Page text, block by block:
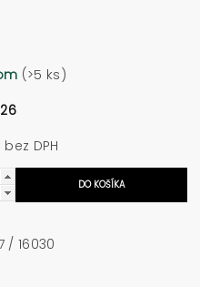
(>5 ks)
4,59 € bez DPH
/ 16030